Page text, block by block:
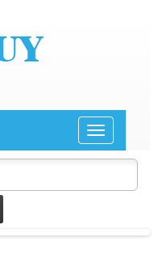
Toggle
navigation